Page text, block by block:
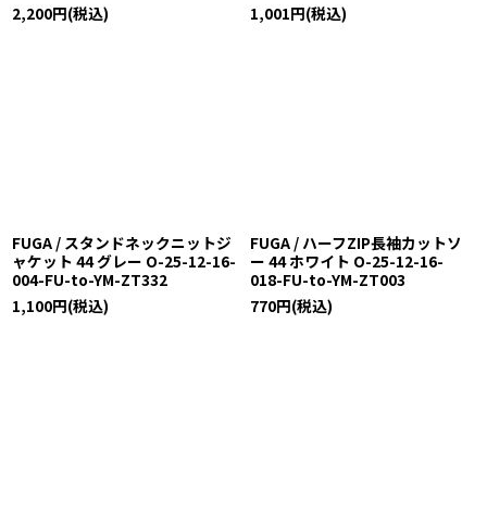
2,200円(税込)
1,001円(税込)
FUGA / スタンドネックニットジ
ャケット 44 グレー O-25-12-16-
004-FU-to-YM-ZT332
1,100円(税込)
FUGA / ハーフZIP長袖カットソ
ー 44 ホワイト O-25-12-16-
018-FU-to-YM-ZT003
770円(税込)